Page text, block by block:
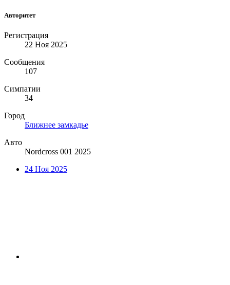
Авторитет
Регистрация
22 Ноя 2025
Сообщения
107
Симпатии
34
Город
Ближнее замкадье
Авто
Nordcross 001 2025
24 Ноя 2025